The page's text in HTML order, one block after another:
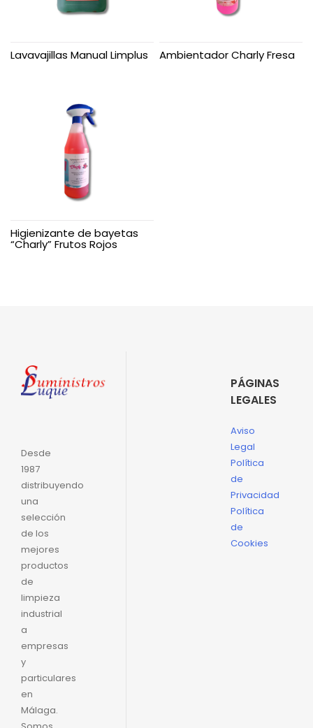
Lavavajillas Manual Limplus Ambientador Charly Fresa
Higienizante de bayetas
“Charly” Frutos Rojos
Desde
1987
distribuyendo
una
selección
de los
mejores
productos
de
limpieza
industrial
a
empresas
y
particulares
en
Málaga.
PÁGINAS
LEGALES
Aviso
Legal
Política
de
Privacidad
Política
de
Cookies